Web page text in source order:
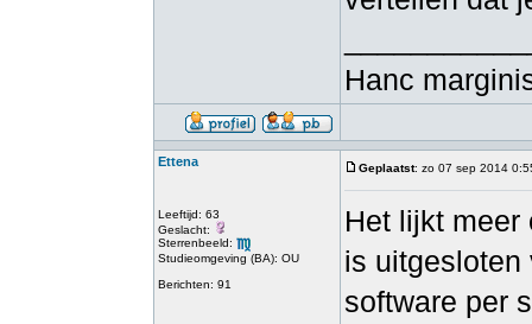
Hanc
Ettena
Leeftijd: 63
Geslacht:
Sterrenbeeld:
Studieomgeving (BA): OU
Berichten: 91
Geplaatst: zo 07 sep 2014
Het lijkt meer
is uitgesloten
software per